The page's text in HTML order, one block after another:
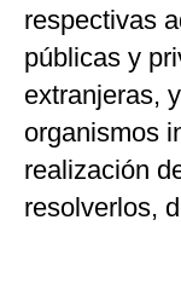
respectivas
públicas y
extranjeras,
organismos
realización
resolverlos,